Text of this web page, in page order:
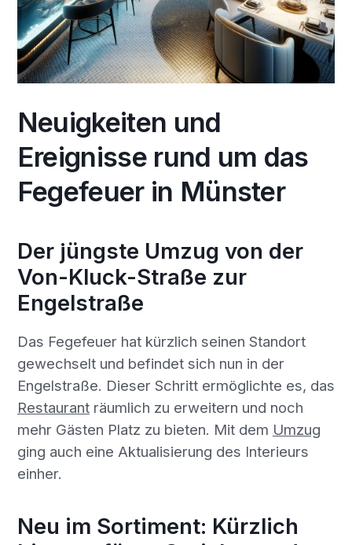
Neuigkeiten und
Ereignisse rund um das
Fegefeuer in Münster
Der jüngste Umzug von der
Von-Kluck-Straße zur
Engelstraße
Das Fegefeuer hat kürzlich seinen Standort
gewechselt und befindet sich nun in der
Engelstraße. Dieser Schritt ermöglichte es, das
Restauranträumlich zu erweitern und noch
mehr Gästen Platz zu bieten. Mit dem Umzug
ging auch eine Aktualisierung des Interieurs
einher.
Neu im Sortiment: Kürzlich